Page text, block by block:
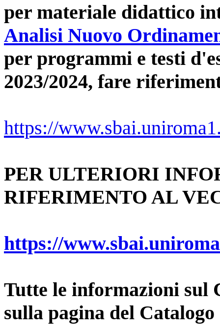
per materiale didattico
Analisi Nuovo
per programmi e testi
2023/2024, fare
https://
PER ULTERIORI
RIFERIMENTO AL
https://
Tutte le informazioni sul
sulla pagina del Catalogo